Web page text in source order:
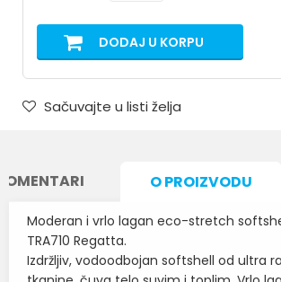
DODAJ U KORPU
Sačuvajte u listi želja
O PROIZVODU
Moderan i vrlo lagan eco-stretch
TRA710 Regatta.
Izdržljiv, vodoodbojan softshell od ultra